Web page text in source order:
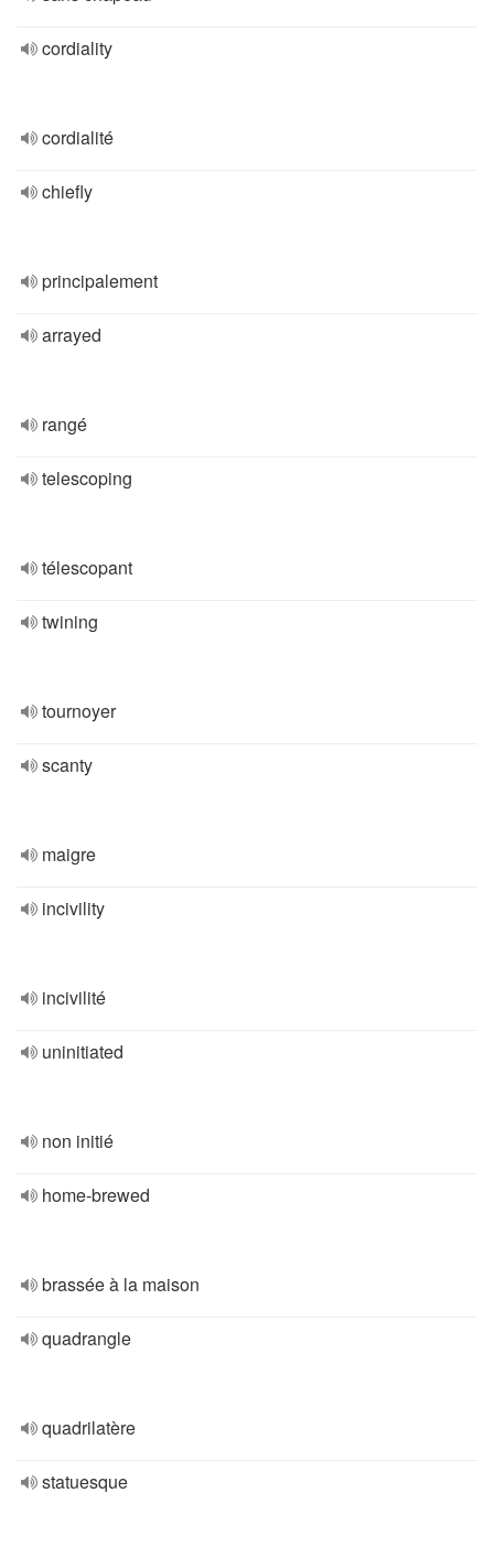
cordiality
cordialité
chiefly
principalement
arrayed
rangé
telescoping
télescopant
twining
tournoyer
scanty
maigre
incivility
incivilité
uninitiated
non initié
home-brewed
brassée à la maison
quadrangle
quadrilatère
statuesque